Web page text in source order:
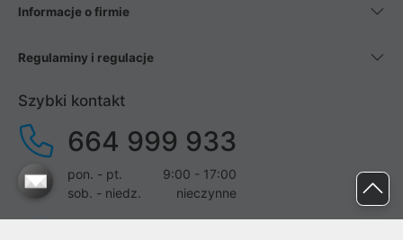
Informacje o firmie
Regulaminy i regulacje
Szybki kontakt
664 999 933
pon. - pt.
9:00 - 17:00
sob. - niedz.
nieczynne